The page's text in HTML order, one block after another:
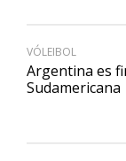
VÓLEIBOL
Argentina es
Sudamericana